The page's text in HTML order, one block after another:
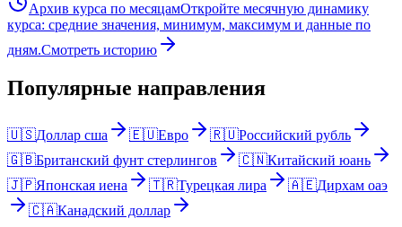
Архив курса по месяцамОткройте месячную динамику
курса: средние значения, минимум, максимум и данные по
дням.Смотреть историю
Популярные направления
🇺🇸Доллар сша 🇪🇺Евро 🇷🇺Российский рубль
🇬🇧Британский фунт стерлингов 🇨🇳Китайский юань
🇯🇵Японская иена 🇹🇷Турецкая лира 🇦🇪Дирхам оаэ
🇨🇦Канадский доллар